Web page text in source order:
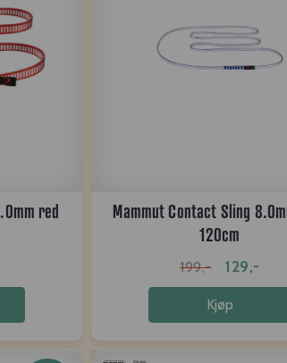
red
Mammut Contact Sling
120cm
199,- 129,-
Kjøp